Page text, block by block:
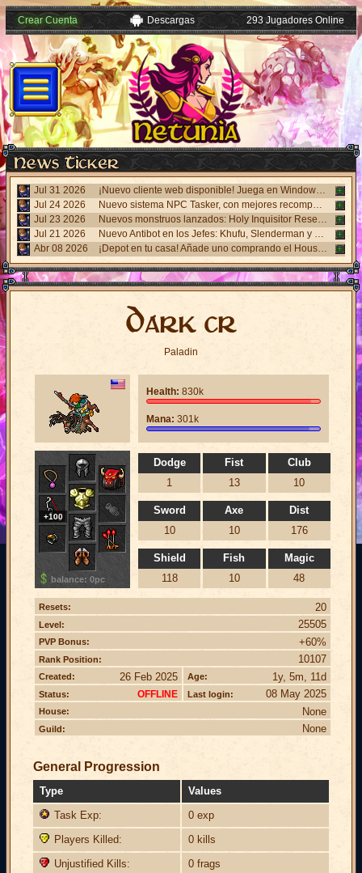
Crear Cuenta Descargas 293 Jugadores Online
Jul 31 2026
¡Nuevo cliente web disponible! Juega en Windows, Android y iPhone sin necesidad de instalar nada. Accede desde el panel "Mi Cuenta".
Jul 24 2026
Nuevo sistema NPC Tasker, con mejores recompensas y tareas de eventos. Visita al NPC Tasker con el Cliente Universal actualizado.
Jul 23 2026
Nuevos monstruos lanzados: Holy Inquisitor Reset 4000 y Gunsmoke Reset 4200. Refinación en la estatua Rigel, caza 6.
Jul 21 2026
Nuevo Antibot en los Jefes: Khufu, Slenderman y Carnage. Responde un desafío visual al hablar con los NPCs guardias para acceder a las salas.
Abr 08 2026
¡Depot en tu casa! Añade uno comprando el House Depot Pack en la Shop. Límite de 1 por casa.
Dark cr
Paladin
Dodge
1
Fist
13
Club
10
Sword
10
Axe
10
Dist
176
Shield
118
Fish
10
Magic
48
+100
balance: 0pc
Health: 830k
Mana: 301k
Resets: 20
Level: 25505
PVP Bonus: +60%
Rank Position: 10107
Created: 26 Feb 2025 Age: 1y, 5m, 11d
Status: OFFLINE Last login: 08 May 2025
House: None
Guild: None
General Progression
Type
Values
Task Exp:
0 exp
Players Killed:
0 kills
Unjustified Kills:
0 frags